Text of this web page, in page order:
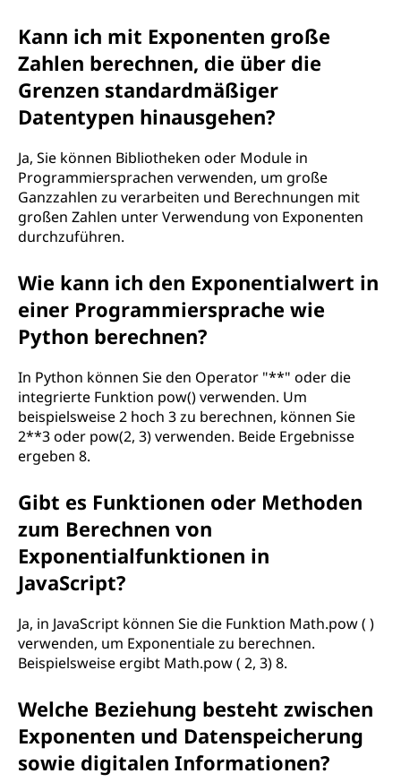
Kann ich mit Exponenten große
Zahlen berechnen, die über die
Grenzen standardmäßiger
Datentypen hinausgehen?
Ja, Sie können Bibliotheken oder Module in
Programmiersprachen verwenden, um große
Ganzzahlen zu verarbeiten und Berechnungen mit
großen Zahlen unter Verwendung von Exponenten
durchzuführen.
Wie kann ich den Exponentialwert in
einer Programmiersprache wie
Python berechnen?
In Python können Sie den Operator "**" oder die
integrierte Funktion pow() verwenden. Um
beispielsweise 2 hoch 3 zu berechnen, können Sie
2**3 oder pow(2, 3) verwenden. Beide Ergebnisse
ergeben 8.
Gibt es Funktionen oder Methoden
zum Berechnen von
Exponentialfunktionen in
JavaScript?
Ja, in JavaScript können Sie die Funktion Math.pow ( )
verwenden, um Exponentiale zu berechnen.
Beispielsweise ergibt Math.pow ( 2, 3) 8.
Welche Beziehung besteht zwischen
Exponenten und Datenspeicherung
sowie digitalen Informationen?